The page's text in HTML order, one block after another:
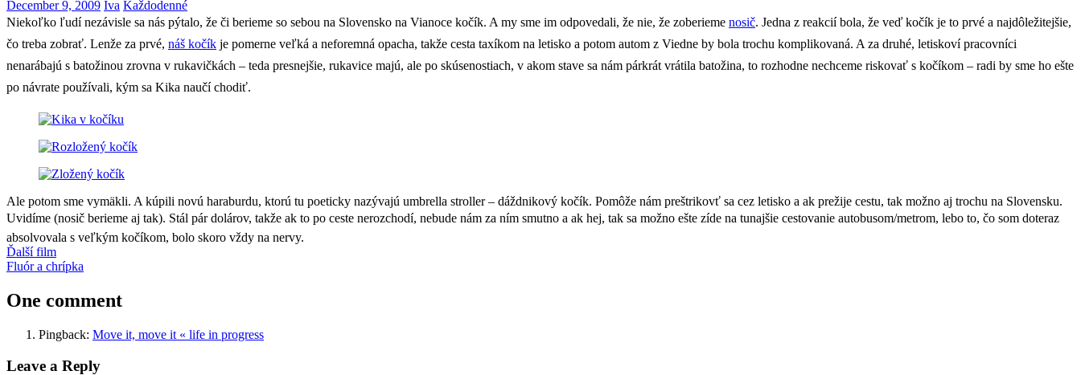
December 9, 2009 Iva Každodenné
Niekoľko ľudí nezávisle sa nás pýtalo, že či berieme so sebou na Slovensko na Vianoce kočík. A my sme im odpovedali, že nie, že zoberieme nosič. Jedna z reakcií bola, že veď kočík je to prvé a najdôležitejšie,
čo treba zobrať. Lenže za prvé, náš kočík je pomerne veľká a neforemná opacha, takže cesta taxíkom na letisko a potom autom z Viedne by bola trochu komplikovaná. A za druhé, letiskoví pracovníci
nenarábajú s batožinou zrovna v rukavičkách – teda presnejšie, rukavice majú, ale po skúsenostiach, v akom stave sa nám párkrát vrátila batožina, to rozhodne nechceme riskovať s kočíkom – radi by sme ho ešte
po návrate používali, kým sa Kika naučí chodiť.
Ale potom sme vymäkli. A kúpili novú haraburdu, ktorú tu poeticky nazývajú umbrella stroller – dáždnikový kočík. Pomôže nám preštrikovť sa cez letisko a ak prežije cestu, tak možno aj trochu na Slovensku.
Uvidíme (nosič berieme aj tak). Stál pár dolárov, takže ak to po ceste nerozchodí, nebude nám za ním smutno a ak hej, tak sa možno ešte zíde na tunajšie cestovanie autobusom/metrom, lebo to, čo som doteraz
absolvovala s veľkým kočíkom, bolo skoro vždy na nervy.
kočíklietanie
Post
navigation
Previous
Post:
Ďalší­ film
Next
Fluór a chrí­pka
One comment
Pingback: Move it, move it « life in progress
Leave a Reply